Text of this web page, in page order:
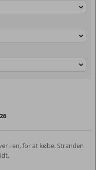
i en, for at købe. Stranden